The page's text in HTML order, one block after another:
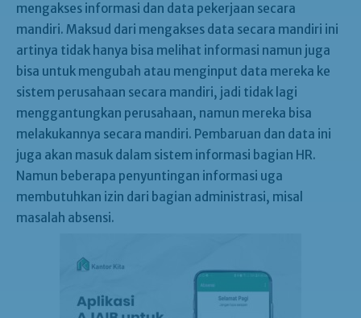
mengakses informasi dan data pekerjaan secara
mandiri. Maksud dari mengakses data secara mandiri ini
artinya tidak hanya bisa melihat informasi namun juga
bisa untuk mengubah atau menginput data mereka ke
sistem perusahaan secara mandiri, jadi tidak lagi
menggantungkan perusahaan, namun mereka bisa
melakukannya secara mandiri. Pembaruan dan data ini
juga akan masuk dalam sistem informasi bagian HR.
Namun beberapa penyuntingan informasi uga
membutuhkan izin dari bagian administrasi, misal
masalah absensi.